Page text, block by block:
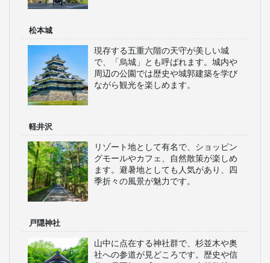
松本城
現存する五重六階の天守が美しい城
で、「烏城」とも呼ばれます。城内や
周辺の公園では歴史や城郭建築を学び
ながら観光を楽しめます。
軽井沢
リゾート地として有名で、ショッピン
グモールやカフェ、自然散策が楽しめ
ます。避暑地としても人気があり、四
季折々の風景が魅力です。
戸隠神社
山中に点在する神社群で、杉並木や奥
社への参道が見どころです。歴史や信